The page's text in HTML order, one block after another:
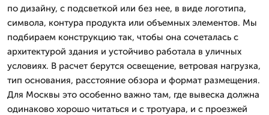
по дизайну, с подсветкой или без нее, в виде логотипа,
символа, контура продукта или объемных элементов. Мы
подбираем конструкцию так, чтобы она сочеталась с
архитектурой здания и устойчиво работала в уличных
условиях. В расчет берутся освещение, ветровая нагрузка,
тип основания, расстояние обзора и формат размещения.
Для Москвы это особенно важно там, где вывеска должна
одинаково хорошо читаться и с тротуара, и с проезжей